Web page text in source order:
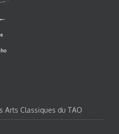
Arts Classiques du TAO